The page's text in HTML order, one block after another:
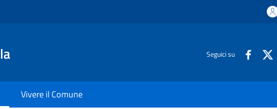
Seguici su
Vivere il Comune